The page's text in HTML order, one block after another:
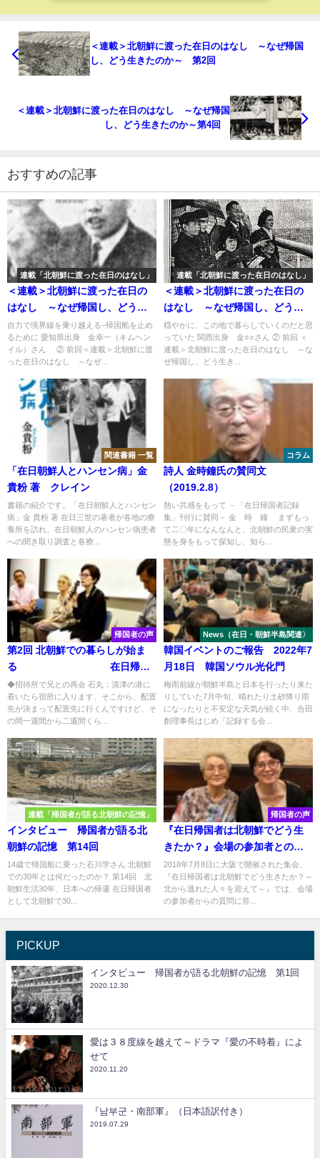
＜連載＞北朝鮮に渡った在日のはなし ～なぜ帰国
し、どう生きたのか～ 第2回
＜連載＞北朝鮮に渡った在日のはなし ～なぜ帰国
し、どう生きたのか～第4回
おすすめの記事
連載「北朝鮮に渡った在日のはなし」
＜連載＞北朝鮮に渡った在日の
はなし ～なぜ帰国し、どう生
きたのか～第6回
自力で境界線を乗り越える−帰国船を止め
るために 愛知県出身 金幸一（キムヘン
イル）さん ② 前回＜連載＞北朝鮮に渡
った在日のはなし ～なぜ...
連載「北朝鮮に渡った在日のはなし」
＜連載＞北朝鮮に渡った在日の
はなし ～なぜ帰国し、どう生
きたのか～第10回
穏やかに、この地で暮らしていくのだと思
っていた 関西出身 金○○さん ② 前回 ＜
連載＞北朝鮮に渡った在日のはなし ～な
ぜ帰国し、どう生き...
関連書籍 一覧
「在日朝鮮人とハンセン病」金
貴粉 著 クレイン
書籍の紹介です。「在日朝鮮人とハンセン
病」金 貴粉 著 在日三世の著者が各地の療
養所を訪れ、在日朝鮮人のハンセン病患者
への聞き取り調査と各療...
コラム
詩人 金時鐘氏の賛同文
（2019.2.8）
熱い共感をもって －「在日帰国者記録
集」刊行に賛同－ 金 時 鐘 まずもっ
て二〇年になんなんと、北朝鮮の民衆の実
態を身をもって探知し、知ら...
帰国者の声
第2回 北朝鮮での暮らしが始ま
る 在日帰国
者の証言 朴永淑（パク・ヨン
スク）さん
◆招待所で兄との再会 石丸：清津の港に
着いたら宿所に入ります、そこから、配置
先が決まって配置先に行くんですけど、そ
の間一週間から二週間くら...
News（在日・朝鮮半島関連〉
韓国イベントのご報告 2022年7
月18日 韓国ソウル光化門
梅雨前線が朝鮮半島と日本を行ったり来た
りしていた7月中旬、晴れたり土砂降り雨
になったりと不安定な天気が続く中、合田
創理事長はじめ「記録する会...
連載「帰国者が語る北朝鮮の記憶」
インタビュー 帰国者が語る北
朝鮮の記憶 第14回
14歳で帰国船に乗った石川学さん 北朝鮮
での30年とは何だったのか？ 第14回 北
朝鮮生活30年、日本への帰還 在日帰国者
として北朝鮮で30...
帰国者の声
『在日帰国者は北朝鮮でどう生
きたか？』会場の参加者との質
疑応答 （後編）
2018年7月8日に大阪で開催された集会、
『在日帰国者は北朝鮮でどう生きたか？～
北から逃れた人々を迎えて～』では、会場
の参加者からの質問に答...
PICKUP
インタビュー 帰国者が語る北朝鮮の記憶 第1回
2020.12.30
愛は３８度線を越えて～ドラマ『愛の不時着』によ
せて
2020.11.20
『남부군・南部軍』（日本語訳付き）
2019.07.29